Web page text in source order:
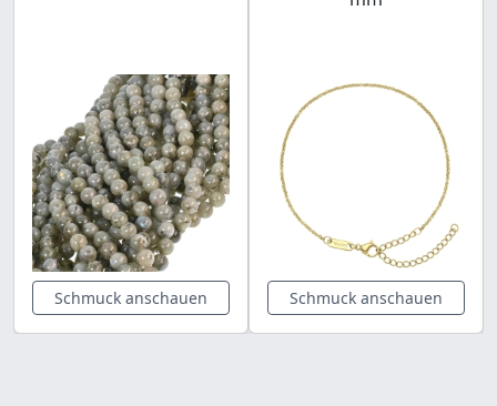
Schmuck anschauen Schmuck anschauen